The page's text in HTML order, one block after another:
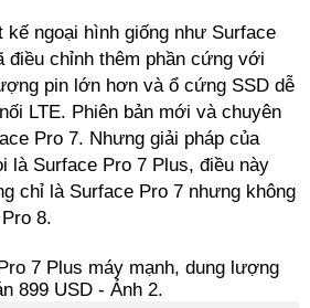
ngoại hình giống như Surface
điều chỉnh thêm phần cứng với
pin lớn hơn và ổ cứng SSD dễ
LTE. Phiên bản mới và chuyên
Pro 7. Nhưng giải pháp của
là Surface Pro 7 Plus, điều này
chỉ là Surface Pro 7 nhưng không
8.